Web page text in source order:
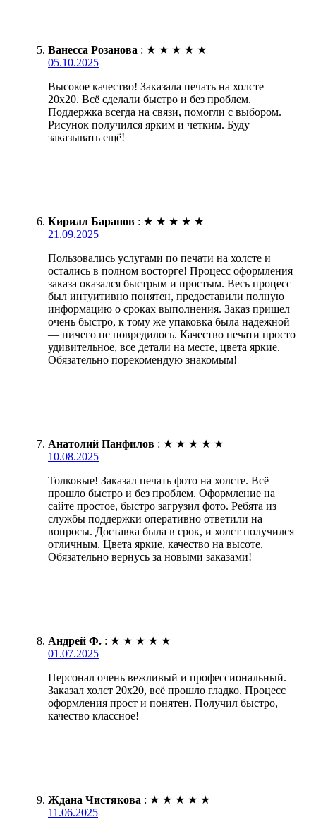
Ванесса Розанова : ★ ★ ★ ★ ★
05.10.2025
Высокое качество! Заказала печать на холсте
20х20. Всё сделали быстро и без проблем.
Поддержка всегда на связи, помогли с выбором.
Рисунок получился ярким и четким. Буду
заказывать ещё!
Кирилл Баранов : ★ ★ ★ ★ ★
21.09.2025
Пользовались услугами по печати на холсте и
остались в полном восторге! Процесс оформления
заказа оказался быстрым и простым. Весь процесс
был интуитивно понятен, предоставили полную
информацию о сроках выполнения. Заказ пришел
очень быстро, к тому же упаковка была надежной
— ничего не повредилось. Качество печати просто
удивительное, все детали на месте, цвета яркие.
Обязательно порекомендую знакомым!
Анатолий Панфилов : ★ ★ ★ ★ ★
10.08.2025
Толковые! Заказал печать фото на холсте. Всё
прошло быстро и без проблем. Оформление на
сайте простое, быстро загрузил фото. Ребята из
службы поддержки оперативно ответили на
вопросы. Доставка была в срок, и холст получился
отличным. Цвета яркие, качество на высоте.
Обязательно вернусь за новыми заказами!
Андрей Ф. : ★ ★ ★ ★ ★
01.07.2025
Персонал очень вежливый и профессиональный.
Заказал холст 20х20, всё прошло гладко. Процесс
оформления прост и понятен. Получил быстро,
качество классное!
Ждана Чистякова : ★ ★ ★ ★ ★
11.06.2025